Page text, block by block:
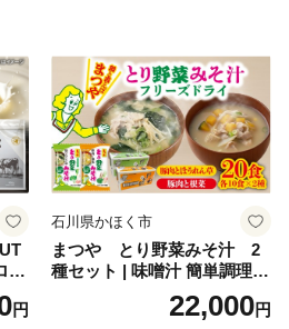
沢
理
テ
来
円
石川県かほく市
まつや とり野菜みそ汁 2
種セット | 味噌汁 簡単調理
お味噌 おみそ みそ とり野菜
時短料理 時短ごはん ご当地
22,000円